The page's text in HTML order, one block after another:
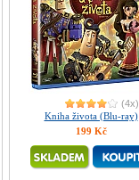
(4x)
Kniha života (Blu-ray)
199 Kč